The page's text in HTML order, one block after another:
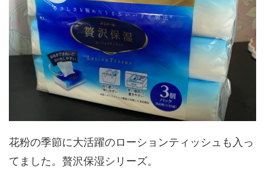
花粉の季節に大活躍のローションティッシュも入っ
てました。贅沢保湿シリーズ。